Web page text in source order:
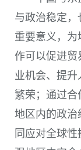
与政治稳定
重要意义，
作可以促进
业机会、提
繁荣；通过
地区内的政治
同应对全球